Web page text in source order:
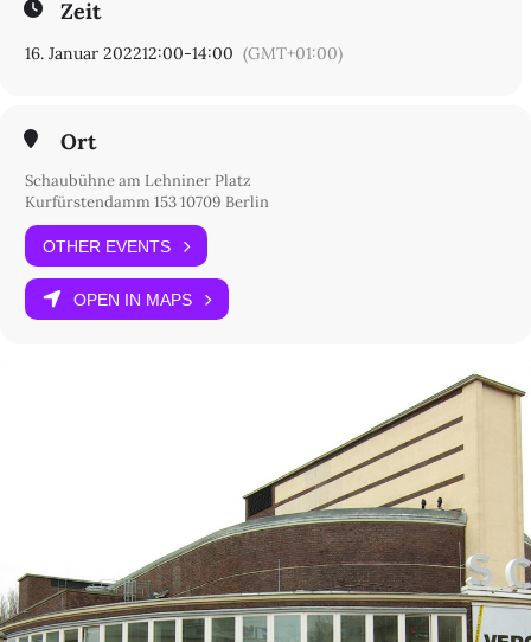
Zeit
16. Januar 202212:00-14:00 (GMT+01:00)
Ort
Schaubühne am Lehniner Platz
Kurfürstendamm 153 10709 Berlin
OTHER EVENTS
OPEN IN MAPS